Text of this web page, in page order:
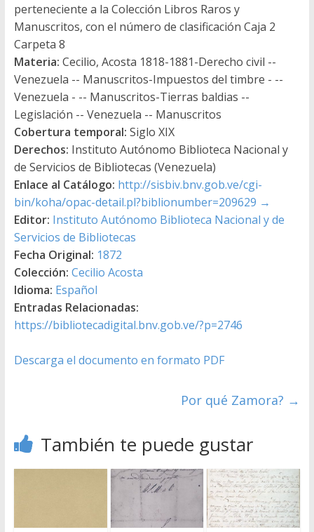
perteneciente a la Colección Libros Raros y
Manuscritos, con el número de clasificación Caja 2
Carpeta 8
Materia: Cecilio, Acosta 1818-1881-Derecho civil --
Venezuela -- Manuscritos-Impuestos del timbre - --
Venezuela - -- Manuscritos-Tierras baldias --
Legislación -- Venezuela -- Manuscritos
Cobertura temporal: Siglo XIX
Derechos: Instituto Autónomo Biblioteca Nacional y
de Servicios de Bibliotecas (Venezuela)
Enlace al Catálogo: http://sisbiv.bnv.gob.ve/cgi-
bin/koha/opac-detail.pl?biblionumber=209629 →
Editor: Instituto Autónomo Biblioteca Nacional y de
Servicios de Bibliotecas
Fecha Original: 1872
Colección: Cecilio Acosta
Idioma: Español
Entradas Relacionadas:
https://bibliotecadigital.bnv.gob.ve/?p=2746
Descarga el documento en formato PDF
Por qué Zamora? →
También te puede gustar